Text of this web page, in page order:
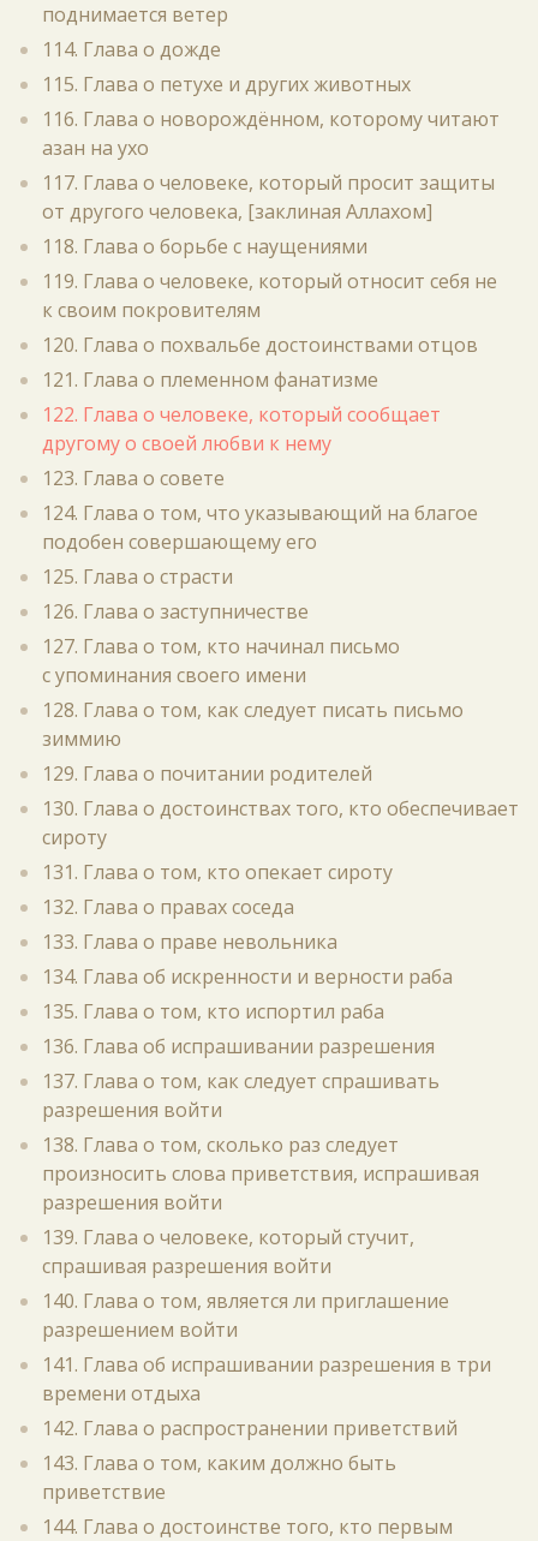
поднимается ветер
114. Глава о дожде
115. Глава о петухе и других животных
116. Глава о новорождённом, которому читают
азан на ухо
117. Глава о человеке, который просит защиты
от другого человека, [заклиная Аллахом]
118. Глава о борьбе с наущениями
119. Глава о человеке, который относит себя не
к своим покровителям
120. Глава о похвальбе достоинствами отцов
121. Глава о племенном фанатизме
122. Глава о человеке, который сообщает
другому о своей любви к нему
123. Глава о совете
124. Глава о том, что указывающий на благое
подобен совершающему его
125. Глава о страсти
126. Глава о заступничестве
127. Глава о том, кто начинал письмо
с упоминания своего имени
128. Глава о том, как следует писать письмо
зиммию
129. Глава о почитании родителей
130. Глава о достоинствах того, кто обеспечивает
сироту
131. Глава о том, кто опекает сироту
132. Глава о правах соседа
133. Глава о праве невольника
134. Глава об искренности и верности раба
135. Глава о том, кто испортил раба
136. Глава об испрашивании разрешения
137. Глава о том, как следует спрашивать
разрешения войти
138. Глава о том, сколько раз следует
произносить слова приветствия, испрашивая
разрешения войти
139. Глава о человеке, который стучит,
спрашивая разрешения войти
140. Глава о том, является ли приглашение
разрешением войти
141. Глава об испрашивании разрешения в три
времени отдыха
142. Глава о распространении приветствий
143. Глава о том, каким должно быть
приветствие
144. Глава о достоинстве того, кто первым